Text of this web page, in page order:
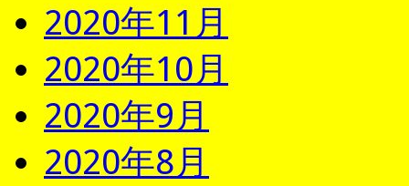
2020年11月
2020年10月
2020年9月
2020年8月